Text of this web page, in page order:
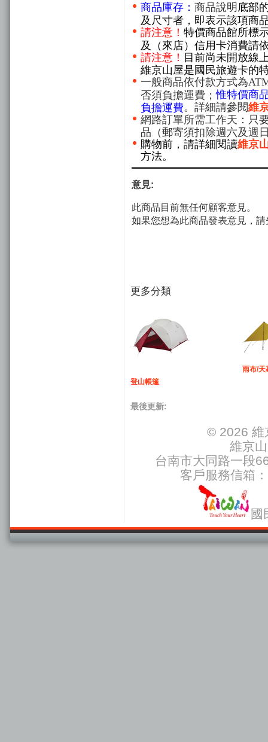
商品庫存： 商品說明 底部
及尺寸者，即表示該項商
請注意！ 特價商品館所標
及（來店）信用卡消費請
請注意！ 目前尚未開放線
維京山屋是國民旅遊卡的
一般商品依付款方式為
否須負擔運費；惟特價商
負擔運費。詳細請參閱維
網路訂單所需工作天：只
品（郵寄須扣除週六及週
購物前，請詳細閱讀維京
方法。
意見:
此商品目前無任何顧客意見。
如果您想為此商品發表意見，
更多分類
登山帳篷
雨布/天
最後更新:
© 2026 維
維京
台南市大同路一段
客戶服務信箱：
國